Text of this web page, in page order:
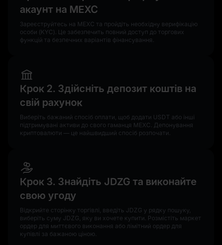
акаунт на MEXC
Зареєструйтесь на MEXC та пройдіть необхідну верифікацію
особи (KYC). Це забезпечить повний доступ до торгових
функцій та безпечних варіантів фінансування.
Крок 2. Здійсніть депозит коштів на
свій рахунок
Виберіть бажаний спосіб оплати, щоб додати USDT або інші
підтримувані активи до свого гаманця MEXC. Депонування
криптовалюти — це найшвидший спосіб розпочати.
Крок 3. Знайдіть JDZG та виконайте
свою угоду
Відкрийте сторінку торгівлі, введіть JDZG у рядку пошуку,
виберіть суму JDZG, яку ви хочете купити. Розмістіть маркет
ордер для миттєвого виконання або лімітний ордер для
купівлі за бажаною ціною.